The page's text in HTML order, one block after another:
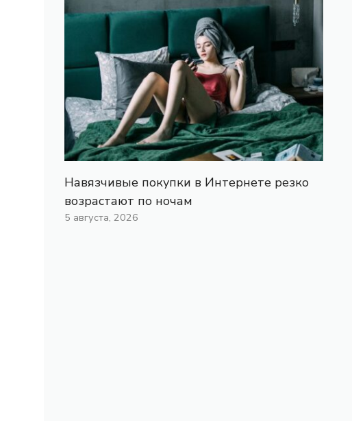
Навязчивые покупки в Интернете резко
возрастают по ночам
5 августа, 2026